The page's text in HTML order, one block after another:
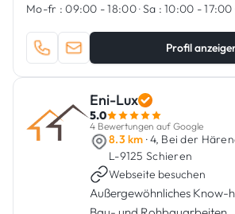
Mo-fr : 09:00 - 18:00·Sa : 10:00 - 17:00
Profil
Eni-Lux
5.0
4 Bewertungen auf Google
8.3 km · 4, Bei der
L-9125 Schieren
Webseite besuchen
Außergewöhnliches Know-